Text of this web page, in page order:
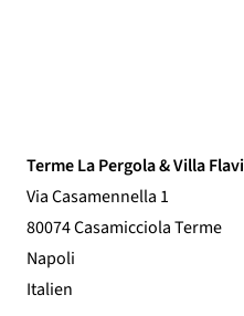
Terme La Pergola & Villa
Via Casamennella 1
80074 Casamicciola Terme
Napoli
Italien